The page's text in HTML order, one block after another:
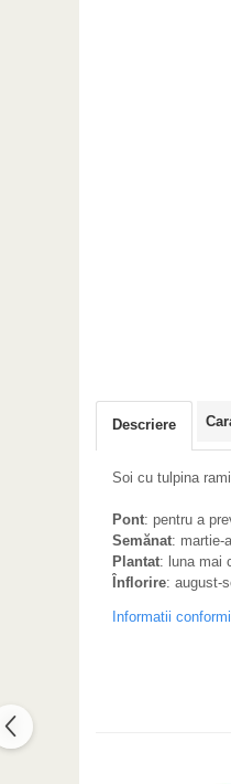
Descriere
Soi cu tulpina
Pont: pentru a
Semănat: martie-
Plantat: luna mai
Înflorire: august-
Informatii